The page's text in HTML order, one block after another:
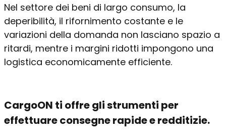
Nel settore dei beni di largo consumo, la
deperibilità, il rifornimento costante e le
variazioni della domanda non lasciano spazio a
ritardi, mentre i margini ridotti impongono una
logistica economicamente efficiente.
CargoON ti offre gli strumenti per
effettuare consegne rapide e redditizie.